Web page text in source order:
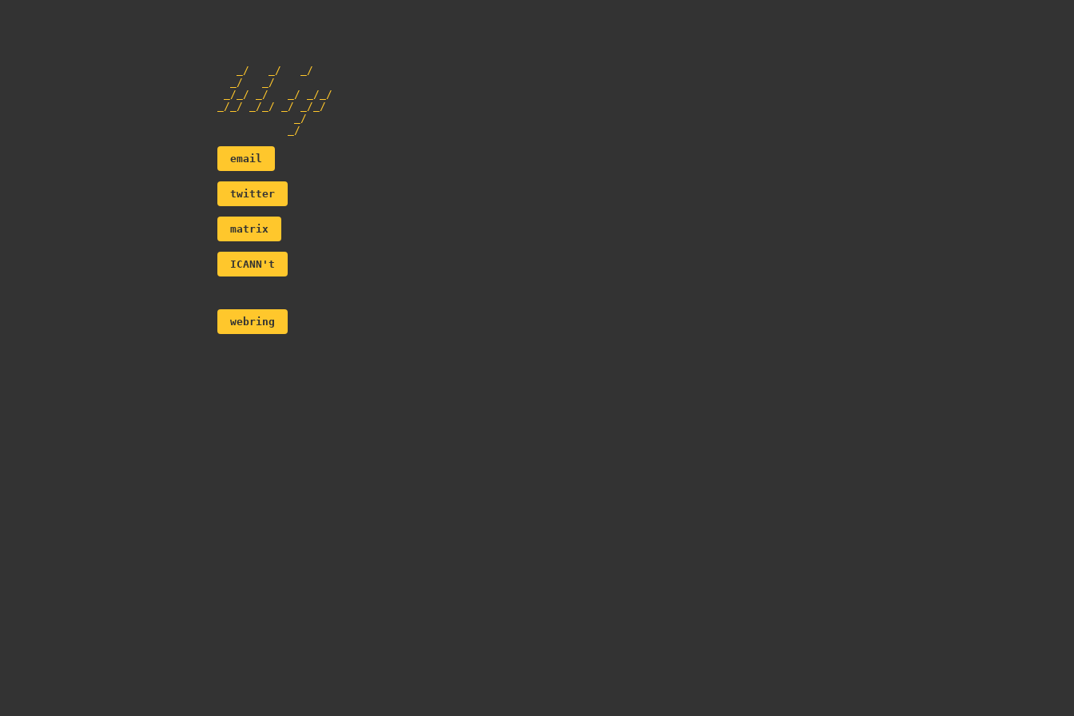
_/ _/ _/
_/ _/
_/_/ _/ _/ _/_/
_/_/ _/_/ _/ _/_/
_/
_/
email
twitter
matrix
ICANN't
webring